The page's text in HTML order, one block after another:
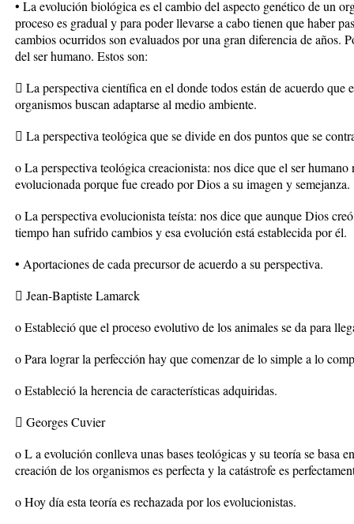
• La evolución biológica es el cambio del aspecto genético de un
proceso es gradual y para poder llevarse a cabo tienen que haber
cambios ocurridos son evaluados por una gran diferencia de años.
del ser humano. Estos son:
 La perspectiva científica en el donde todos están de acuerdo que
organismos buscan adaptarse al medio ambiente.
 La perspectiva teológica que se divide en dos puntos que se
o La perspectiva teológica creacionista: nos dice que el ser
evolucionada porque fue creado por Dios a su imagen y semejanza.
o La perspectiva evolucionista teísta: nos dice que aunque Dios
tiempo han sufrido cambios y esa evolución está establecida por él.
• Aportaciones de cada precursor de acuerdo a su perspectiva.
 Jean-Baptiste Lamarck
o Estableció que el proceso evolutivo de los animales se da para
o Para lograr la perfección hay que comenzar de lo simple a lo
o Estableció la herencia de características adquiridas.
 Georges Cuvier
o L a evolución conlleva unas bases teológicas y su teoría se basa
creación de los organismos es perfecta y la catástrofe es
o Hoy día esta teoría es rechazada por los evolucionistas.